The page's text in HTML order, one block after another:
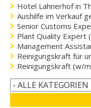
Hotel Lahnerhof in
Aushilfe im Verkauf
Senior Customs
Plant Quality Expert
Management
Reinigungskraft für
Reinigungskraft (w/